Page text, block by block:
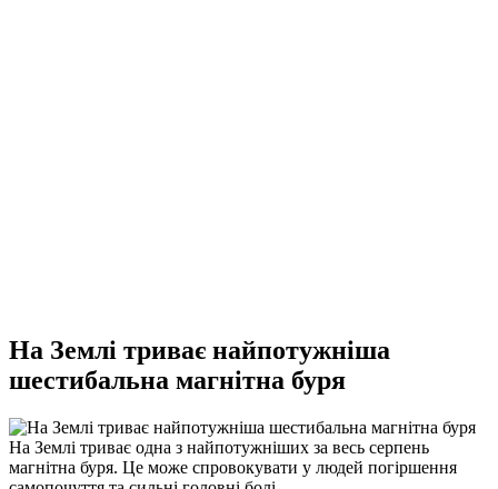
На Землі триває найпотужніша
шестибальна магнітна буря
На Землі триває одна з найпотужніших за весь серпень
магнітна буря. Це може спровокувати у людей погіршення